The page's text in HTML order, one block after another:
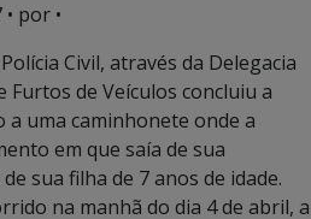
• por •
Civil, através da Delegacia
Furtos de Veículos concluiu a
uma caminhonete onde a
em que saía de sua
sua filha de 7 anos de idade.
na manhã do dia 4 de abril, a